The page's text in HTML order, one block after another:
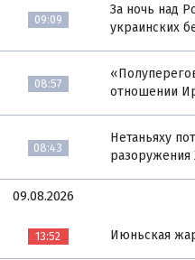
09:09
За ночь над
украинских
08:57
отношении
08:43
Нетаньяху
09.08.2026
13:52 Июньская